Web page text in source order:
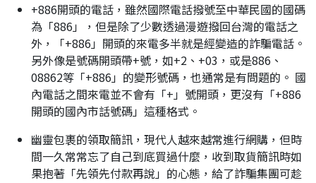
+886開頭的電話，雖然國際電話撥號至中華民國的國碼
為「886」，但是除了少數透過漫遊撥回台灣的電話之
外，「+886」開頭的來電多半就是經變造的詐騙電話。
另外像是號碼開頭帶+號，如+2、+03，或是886、
08862等「+886」的變形號碼，也通常是有問題的。 國
內電話之間來電並不會有「+」號開頭，更沒有「+886
開頭的國內市話號碼」這種格式。
幽靈包裹的領取簡訊，現代人越來越常進行網購，但時
間一久常常忘了自己到底買過什麼，收到取貨簡訊時如
果抱著「先領先付款再說」的心態，給了詐騙集團可趁